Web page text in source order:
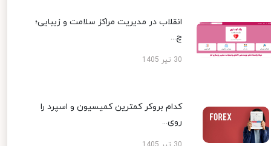
انقلاب در مدیریت مراکز سلامت و زیبایی؛
چ...
30 تیر 1405
کدام بروکر کمترین کمیسیون و اسپرد را
روی...